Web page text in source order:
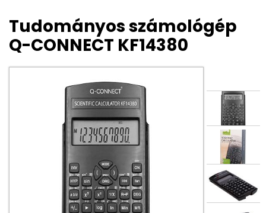
Tudományos számológép
Q-CONNECT KF14380